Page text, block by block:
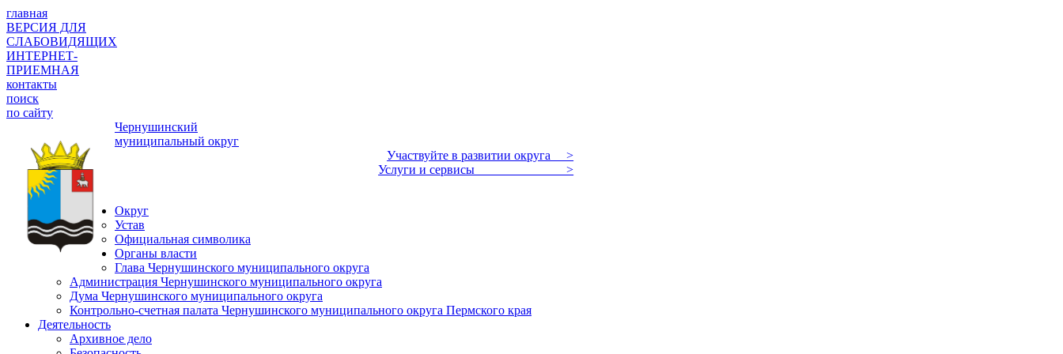
главная
ВЕРСИЯ ДЛЯ
СЛАБОВИДЯЩИХ
ИНТЕРНЕТ-
ПРИЕМНАЯ
контакты
поиск
по сайту
Чернушинский
муниципальный округ
Участвуйте в развитии округа >
Услуги и сервисы >
Округ
Устав
Официальная символика
Органы власти
Глава Чернушинского муниципального округа
Администрация Чернушинского муниципального округа
Дума Чернушинского муниципального округа
Контрольно-счетная палата Чернушинского муниципального округа Пермского края
Деятельность
Архивное дело